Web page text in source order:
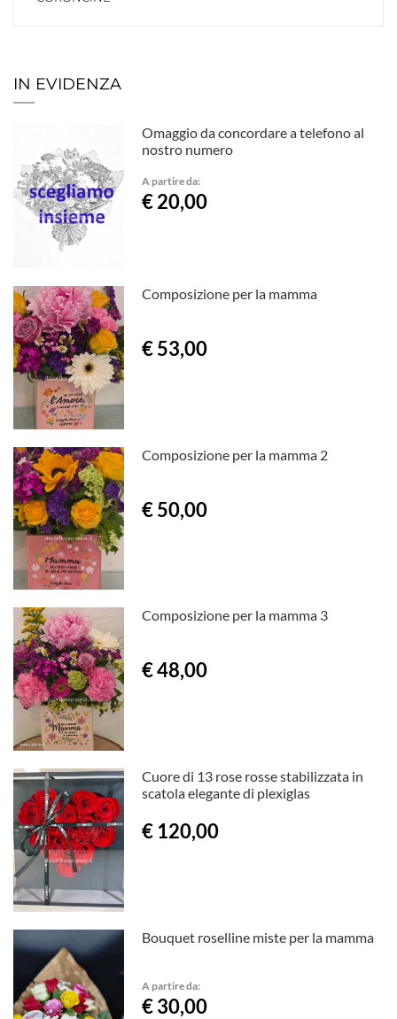
IN EVIDENZA
Omaggio da concordare a telefono al
nostro numero
A partire da:
€ 20,00
Composizione per la mamma
€ 53,00
Composizione per la mamma 2
€ 50,00
Composizione per la mamma 3
€ 48,00
Cuore di 13 rose rosse stabilizzata in
scatola elegante di plexiglas
€ 120,00
Bouquet roselline miste per la mamma
A partire da:
€ 30,00